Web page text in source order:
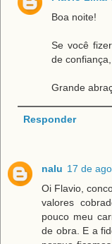
Boa noite!
Se você
de
Grande
Responder
nalu 17 de
Oi Flavio,
valores
pouco meu
de obra. E a